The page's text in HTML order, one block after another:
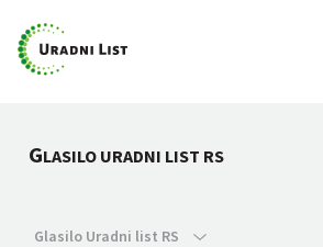
GLASILO URADNI LIST RS
Glasilo Uradni list RS